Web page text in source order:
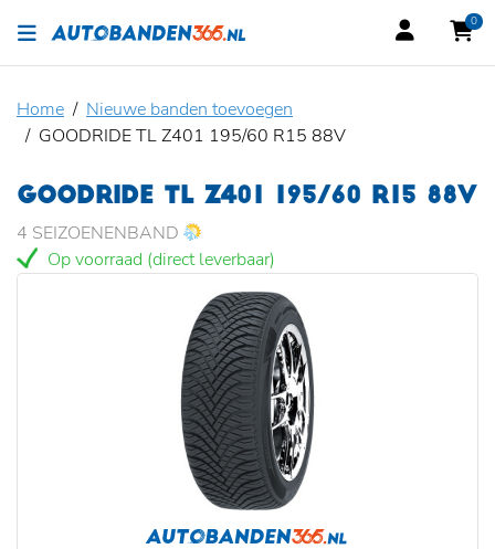
0
Home
Nieuwe banden toevoegen
GOODRIDE TL Z401 195/60 R15 88V
GOODRIDE TL Z401 195/60 R15 88V
4 SEIZOENENBAND
Op voorraad (direct leverbaar)